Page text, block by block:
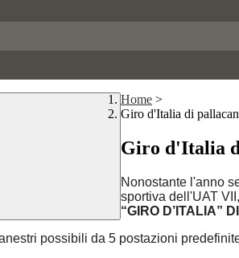
Home >
Giro d'Italia di
Giro d'Italia
Nonostante l'anno
sportiva dell'UAT
“GIRO D’ITALIA”
possibili da 5 postazioni